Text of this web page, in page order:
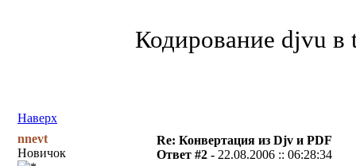
Кодирование djvu в
Наверх
nnevt
Новичок
Re: Конвертация из Djv и PDF
Ответ #2 - 22.08.2006 :: 06:28:34